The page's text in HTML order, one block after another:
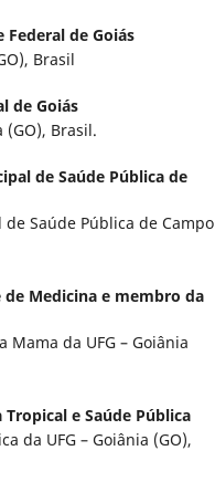
Federal de Goiás
Brasil
de Goiás
(GO), Brasil.
de Saúde Pública de
Saúde Pública de Campo
de Medicina e membro da
da UFG – Goiânia
e Saúde Pública
da UFG – Goiânia (GO),